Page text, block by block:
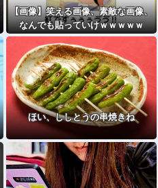
【画像】笑える画像、素敵な画像、
なんでも貼っていけｗｗｗｗｗ
ほい、ししとうの串焼きね